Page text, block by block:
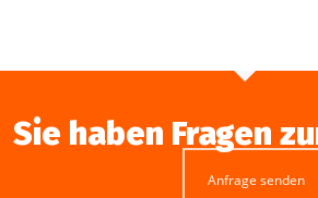
Sie haben Fragen
Anfrage senden